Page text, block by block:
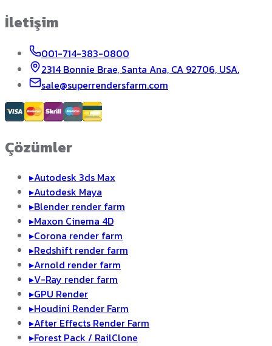
İletişim
001-714-383-0800
2314 Bonnie Brae, Santa Ana, CA 92706, USA.
sale@superrendersfarm.com
Çözümler
▸Autodesk 3ds Max
▸Autodesk Maya
▸Blender render farm
▸Maxon Cinema 4D
▸Corona render farm
▸Redshift render farm
▸Arnold render farm
▸V-Ray render farm
▸GPU Render
▸Houdini Render Farm
▸After Effects Render Farm
▸Forest Pack / RailClone